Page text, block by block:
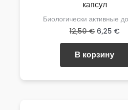
капсул
Биологически активные
12,50€
12,50 €.
6,25 €
В корзину